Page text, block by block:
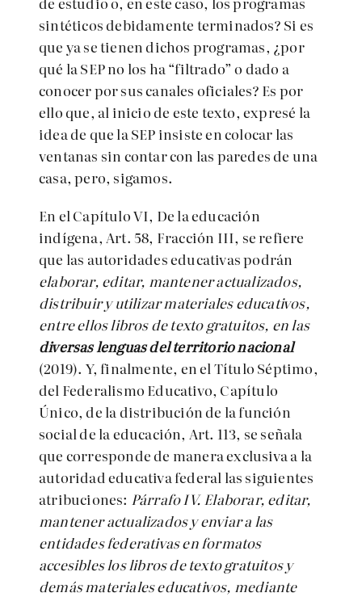
sintéticos debidamente terminados? Si es
que ya se tienen dichos programas, ¿por
qué la SEP no los ha “filtrado” o dado a
conocer por sus canales oficiales? Es por
ello que, al inicio de este texto, expresé la
idea de que la SEP insiste en colocar las
ventanas sin contar con las paredes de una
casa, pero, sigamos.
En el Capítulo VI, De la educación
indígena, Art. 58, Fracción III, se refiere
que las autoridades educativas podrán
elaborar, editar, mantener actualizados,
distribuir y utilizar materiales educativos,
entre ellos libros de texto gratuitos, en las
diversas lenguas del territorio nacional
(2019). Y, finalmente, en el Título Séptimo,
del Federalismo Educativo, Capítulo
Único, de la distribución de la función
social de la educación, Art. 113, se señala
que corresponde de manera exclusiva a la
autoridad educativa federal las siguientes
atribuciones: Párrafo IV. Elaborar, editar,
mantener actualizados y enviar a las
entidades federativas en formatos
accesibles los libros de texto gratuitos y
demás materiales educativos, mediante